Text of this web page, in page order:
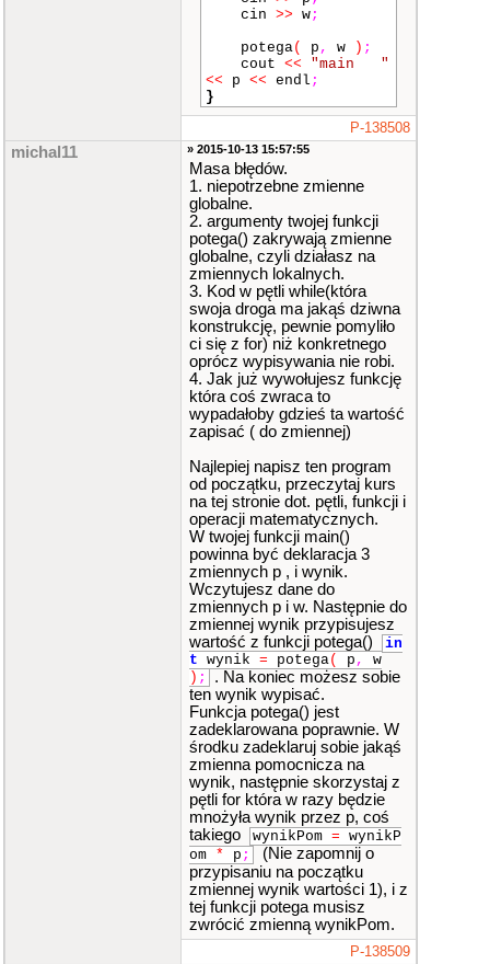
cin >> w;
potega( p , w ) ;
cout <<
"main "
<< p << endl ;
}
P-138508
michal11 » 2015-10-13 15:57:55
Masa błędów.
1. niepotrzebne zmienne
globalne.
2. argumenty twojej funkcji
potega() zakrywają zmienne
globalne, czyli działasz na
zmiennych lokalnych.
3. Kod w pętli while(która
swoja droga ma jakąś dziwna
konstrukcję, pewnie pomyliło
ci się z for) niż konkretnego
oprócz wypisywania nie robi.
4. Jak już wywołujesz funkcję
która coś zwraca to
wypadałoby gdzieś ta wartość
zapisać ( do zmiennej)
Najlepiej napisz ten program
od początku, przeczytaj kurs
na tej stronie dot. pętli, funkcji i
operacji matematycznych.
W twojej funkcji main()
powinna być deklaracja 3
zmiennych p , i wynik.
Wczytujesz dane do
zmiennych p i w. Następnie do
zmiennej wynik przypisujesz
wartość z funkcji potega()
in
t wynik = potega( p ,
w
) ;
. Na koniec możesz sobie
ten wynik wypisać.
Funkcja potega() jest
zadeklarowana poprawnie. W
środku zadeklaruj sobie jakąś
zmienna pomocnicza na
wynik, następnie skorzystaj z
pętli for która w razy będzie
mnożyła wynik przez p, coś
takiego
wynikPom = wynikP
om * p ;
(Nie zapomnij o
przypisaniu na początku
zmiennej wynik wartości 1), i z
tej funkcji potega musisz
zwrócić zmienną wynikPom.
P-138509